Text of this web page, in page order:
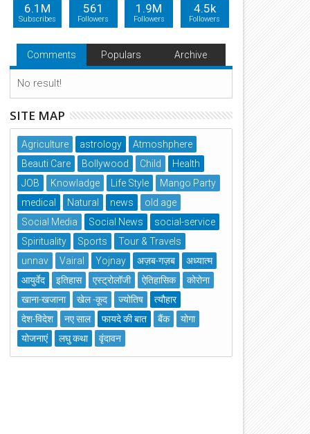
6.1M
Subscribes
561
Followers
1.9M
Followers
4.5k
Followers
Comments Populars Archive
No result!
SITE MAP
Agriculture astrology
Atmoshphere
Beauti Care
Bollywood Child
Health
JOB
Knowladge Life Style
Mango Party
medical
Natural news
old age
Social Media
Social News
social-service
Spirituality
Sports
Tour & Travels
unnav
Vairal Yojnay अज़ब-गज़ब
अध्यात्म
आयुर्वेद
इतिहास एस्ट्रोलॉजी ऐतिहासिक
कोरोना
खाना-खजाना
खेल -कूद ज्योतिष
त्यौहार
देश-विदेश
नए साल फायदे की बात बैंक
योगा
योजनाएं
लघु कथा वृंदावन